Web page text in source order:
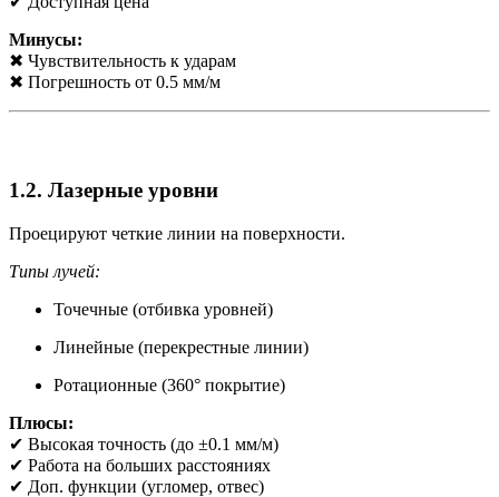
Минусы:
✖ Чувствительность к ударам
✖ Погрешность от 0.5 мм/м
1.2. Лазерные уровни
Проецируют четкие линии на поверхности.
Типы лучей:
Точечные (отбивка уровней)
Линейные (перекрестные линии)
Ротационные (360° покрытие)
Плюсы:
✔ Высокая точность (до ±0.1 мм/м)
✔ Работа на больших расстояниях
✔ Доп. функции (угломер, отвес)